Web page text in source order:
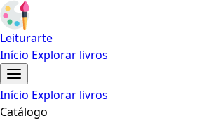
Leiturarte
Início Explorar livros
Início Explorar livros
Catálogo